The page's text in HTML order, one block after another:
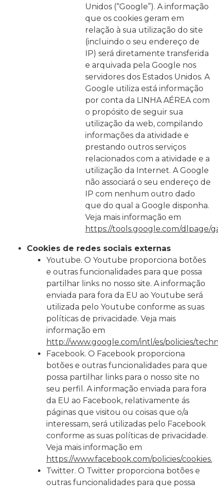
Unidos (“Google”). A informação
que os cookies geram em
relação à sua utilização do site
(incluindo o seu endereço de
IP) será diretamente transferida
e arquivada pela Google nos
servidores dos Estados Unidos. A
Google utiliza está informação
por conta da LINHA AÉREA com
o propósito de seguir sua
utilização da web, compilando
informações da atividade e
prestando outros serviços
relacionados com a atividade e a
utilização da Internet. A Google
não associará o seu endereço de
IP com nenhum outro dado
que do qual a Google disponha.
Veja mais informação em
https://tools.google.com/dlpage/
Cookies de redes sociais externas
Youtube. O Youtube proporciona botões
e outras funcionalidades para que possa
partilhar links no nosso site. A informação
enviada para fora da EU ao Youtube será
utilizada pelo Youtube conforme as suas
políticas de privacidade. Veja mais
informação em
http://www.google.com/intl/es/policies/
Facebook. O Facebook proporciona
botões e outras funcionalidades para que
possa partilhar links para o nosso site no
seu perfil. A informação enviada para fora
da EU ao Facebook, relativamente ás
páginas que visitou ou coisas que o/a
interessam, será utilizadas pelo Facebook
conforme as suas políticas de privacidade.
Veja mais informação em
https://www.facebook.com/policies/cookies.
Twitter. O Twitter proporciona botões e
outras funcionalidades para que possa